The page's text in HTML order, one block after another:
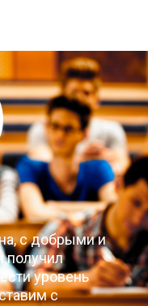
с добрыми и
получил
уровень
с